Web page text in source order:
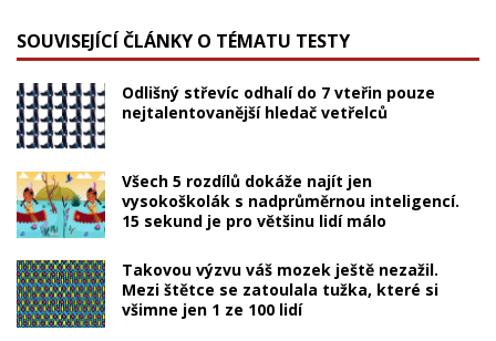
SOUVISEJÍCÍ ČLÁNKY O TÉMATU TESTY
Odlišný střevíc odhalí do 7 vteřin pouze
nejtalentovanější hledač vetřelců
Všech 5 rozdílů dokáže najít jen
vysokoškolák s nadprůměrnou inteligencí.
15 sekund je pro většinu lidí málo
Takovou výzvu váš mozek ještě nezažil.
Mezi štětce se zatoulala tužka, které si
všimne jen 1 ze 100 lidí